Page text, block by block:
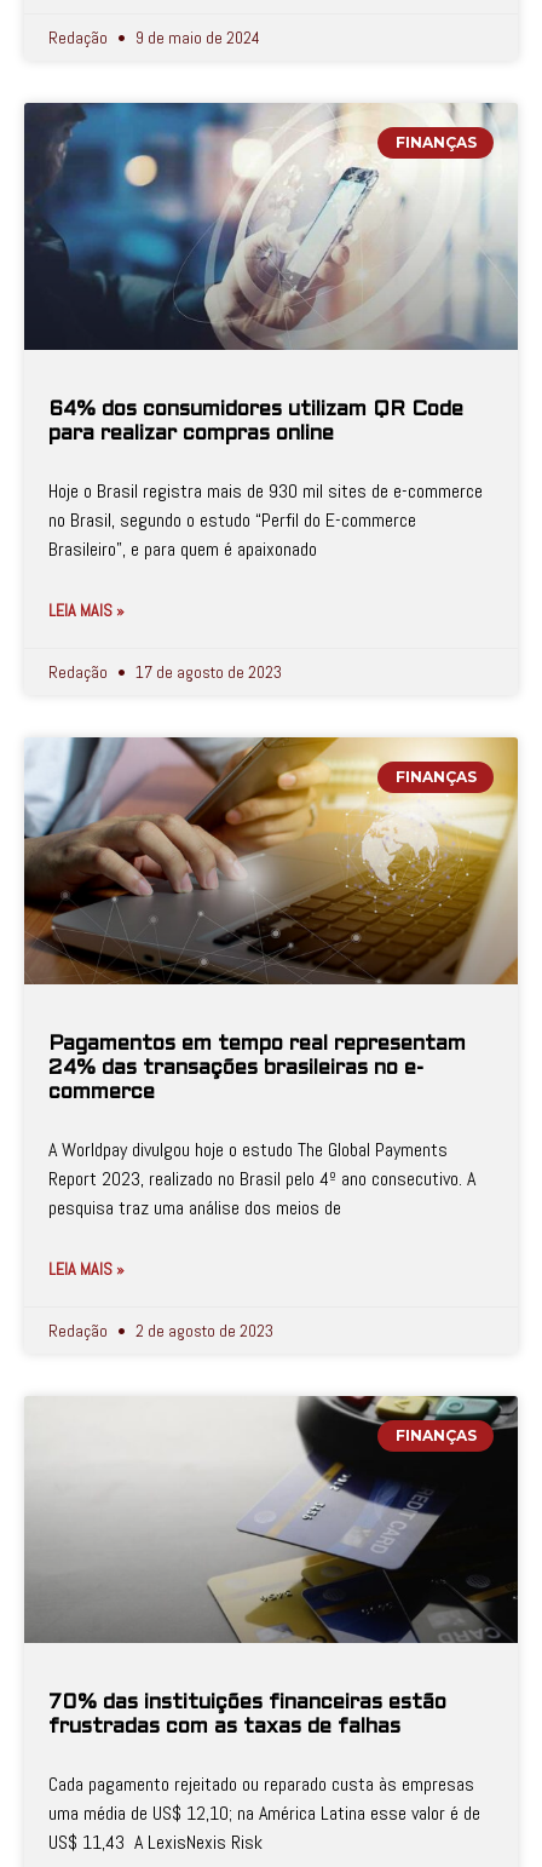
Redação 9 de maio de 2024
FINANÇAS
64% dos consumidores utilizam QR Code
para realizar compras online
Hoje o Brasil registra mais de 930 mil sites de e-commerce
no Brasil, segundo o estudo “Perfil do E-commerce
Brasileiro”, e para quem é apaixonado
LEIA MAIS »
Redação 17 de agosto de 2023
FINANÇAS
Pagamentos em tempo real representam
24% das transações brasileiras no e-
commerce
A Worldpay divulgou hoje o estudo The Global Payments
Report 2023, realizado no Brasil pelo 4º ano consecutivo. A
pesquisa traz uma análise dos meios de
LEIA MAIS »
Redação 2 de agosto de 2023
FINANÇAS
70% das instituições financeiras estão
frustradas com as taxas de falhas
Cada pagamento rejeitado ou reparado custa às empresas
uma média de US$ 12,10; na América Latina esse valor é de
US$ 11,43 A LexisNexis Risk